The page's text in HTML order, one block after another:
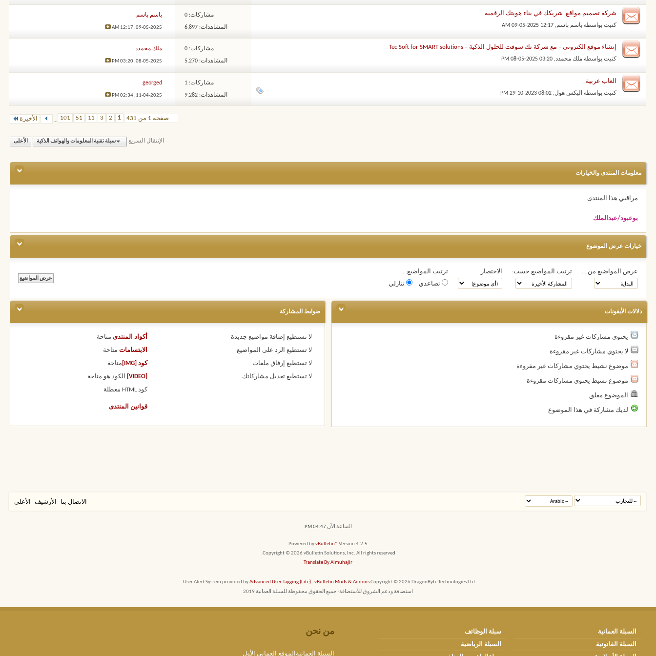
شركة تصميم مواقع: شريكك في بناء هويتك الرقمية
كتبت بواسطة باسم باسم‏, 09-05-2025 12:17 AM
مشاركات: 0
المشاهدات: 6,897
باسم باسم
09-05-2025,
12:17 AM
إنشاء موقع الكتروني – مع شركة تك سوفت للحلول الذكية – Tec Soft for SMART solutions
كتبت بواسطة ملك محمدد‏, 08-05-2025 03:20 PM
مشاركات: 0
المشاهدات: 5,270
ملك محمدد
08-05-2025,
03:20 PM
العاب عربية
كتبت بواسطة اليكس هول‏, 29-10-2023 08:02 PM
مشاركات: 1
المشاهدات: 9,282
georged
11-04-2025,
02:34 PM
صفحة 1 من 431 1
2
3
11
51
101
... الأخيرة
الإنتقال السريع سبلة تقنية المعلومات والهواتف الذكية الأعلى
معلومات المنتدى والخيارات
مراقبي هذا المنتدى
بوعبود/عبدالملك
خيارات عرض الموضوع
عرض المواضيع من ... ترتيب المواضيع حسب: الاختصار
ترتيب المواضيع...
تصاعدي
تنازلي
دلالات الأيقونات
يحتوي مشاركات غير مقروءة
لا يحتوي مشاركات غير مقروءة
موضوع نشيط يحتوي مشاركات غير مقروءة
موضوع نشيط يحتوي مشاركات مقروءة
الموضوع مغلق
لديك مشاركة في هذا الموضوع
ضوابط المشاركة
لا تستطيع إضافة مواضيع جديدة
لا تستطيع الرد على المواضيع
لا تستطيع إرفاق ملفات
لا تستطيع تعديل مشاركاتك
أكواد المنتدى متاحة
الابتسامات متاحة
كود [IMG] متاحة
الكود هو متاحة
كود HTML معطلة
قوانين المنتدى
الاتصال بنا الأرشيف الأعلى
الساعة الآن04:47 PM
Powered byvBulletin® Version 4.2.5
Copyright © 2026 vBulletin Solutions, Inc. All rights reserved.
Translate By Almuhajir
User Alert System provided byAdvanced User Tagging (Lite)-vBulletin Mods & AddonsCopyright © 2026 DragonByte Technologies Ltd.
استضافة ودعم الشروق للأستضافة- جميع الحقوق محفوظة للسبلة العمانية 2019
السبلة العمانية
سبلة الوظائف
السبلة القانونية
السبلة الرياضية
من نحن
السبلة العمانيةالموقع العماني الأول